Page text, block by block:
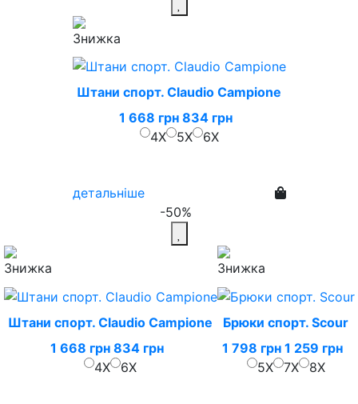
Штани спорт. Claudio Campione
1 668 грн 834 грн
4X
5X 6X
детальніше
-50%
Штани спорт. Claudio Campione
1 668 грн 834 грн
4X
6X
Брюки спорт. Scour
1 798 грн 1 259 грн
5X
7X 8X